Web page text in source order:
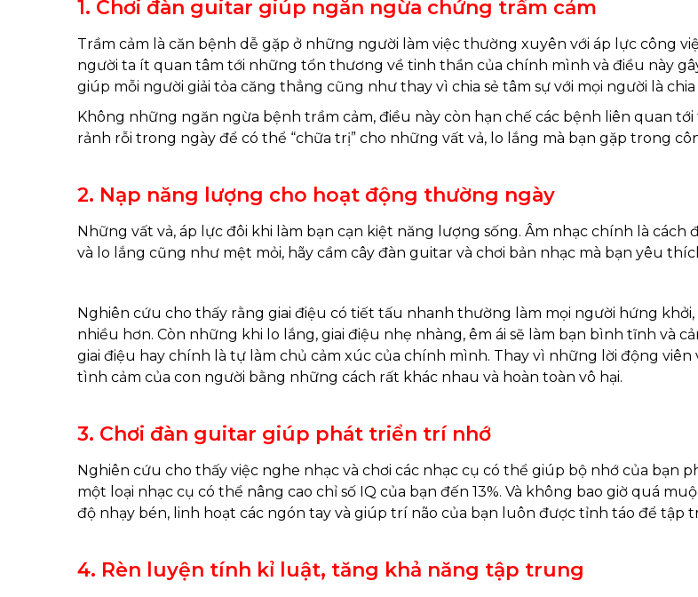
1. Chơi đàn guitar giúp ngăn ngừa chứng trầm cảm
Trầm cảm là căn bệnh dễ gặp ở những người làm việc thường xuyên với áp lực công
người ta ít quan tâm tới những tổn thương về tinh thần của chính mình và điều này
giúp mỗi người giải tỏa căng thẳng cũng như thay vì chia sẻ tâm sự với mọi người là chia
Không những ngăn ngừa bệnh trầm cảm, điều này còn hạn chế các bệnh liên quan
rảnh rỗi trong ngày để có thể “chữa trị” cho những vất vả, lo lắng mà bạn gặp trong
2. Nạp năng lượng cho hoạt động thường ngày
Những vất vả, áp lực đôi khi làm bạn cạn kiệt năng lượng sống. Âm nhạc chính là
và lo lắng cũng như mệt mỏi, hãy cầm cây đàn guitar và chơi bản nhạc mà bạn yêu
Nghiên cứu cho thấy rằng giai điệu có tiết tấu nhanh thường làm mọi người hứng
nhiều hơn. Còn những khi lo lắng, giai điệu nhẹ nhàng, êm ái sẽ làm bạn bình tĩnh và
giai điệu hay chính là tự làm chủ cảm xúc của chính mình. Thay vì những lời động
tình cảm của con người bằng những cách rất khác nhau và hoàn toàn vô hại.
3. Chơi đàn guitar giúp phát triển trí nhớ
Nghiên cứu cho thấy việc nghe nhạc và chơi các nhạc cụ có thể giúp bộ nhớ của bạn
một loại nhạc cụ có thể nâng cao chỉ số IQ của bạn đến 13%. Và không bao giờ quá
độ nhạy bén, linh hoạt các ngón tay và giúp trí não của bạn luôn được tỉnh táo để tập
4. Rèn luyện tính kỉ luật, tăng khả năng tập trung